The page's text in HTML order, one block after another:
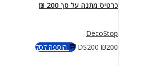
כרטיס מתנה על סך 200 ₪
DecoStop
DS200 ₪200 הוספה לסל